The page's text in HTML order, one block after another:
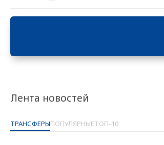
Лента новостей
ТРАНСФЕРЫПОПУЛЯРНЫЕТОП-10